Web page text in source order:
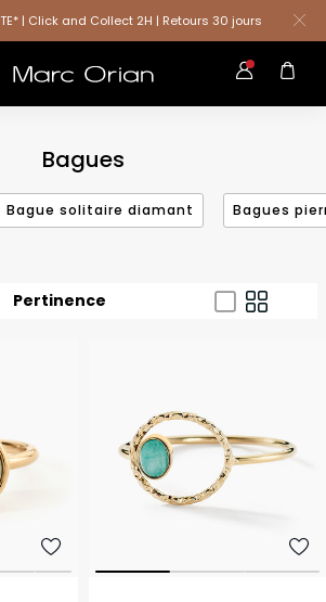
| Click and Collect 2H | Retours 30 jours
Bagues
Bague solitaire diamant Bagues
Pertinence